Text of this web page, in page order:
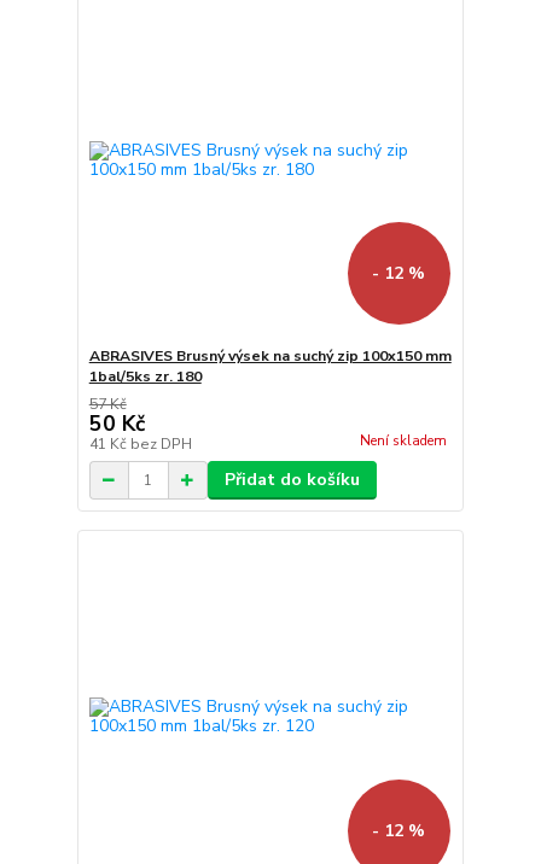
- 12 %
ABRASIVES Brusný výsek na suchý zip 100x150 mm
1bal/5ks zr. 180
57 Kč
50 Kč
41 Kč bez DPH Není skladem
Přidat do košíku
- 12 %